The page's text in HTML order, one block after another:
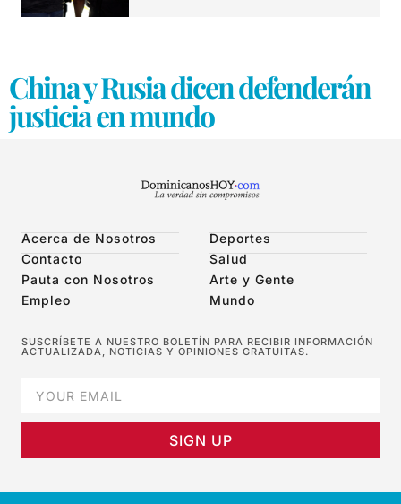
China y Rusia dicen defenderán
justicia en mundo
Acerca de Nosotros
Contacto
Pauta con Nosotros
Empleo
Deportes
Salud
Arte y Gente
Mundo
SUSCRÍBETE A NUESTRO BOLETÍN PARA RECIBIR INFORMACIÓN
ACTUALIZADA, NOTICIAS Y OPINIONES GRATUITAS.
SIGN UP